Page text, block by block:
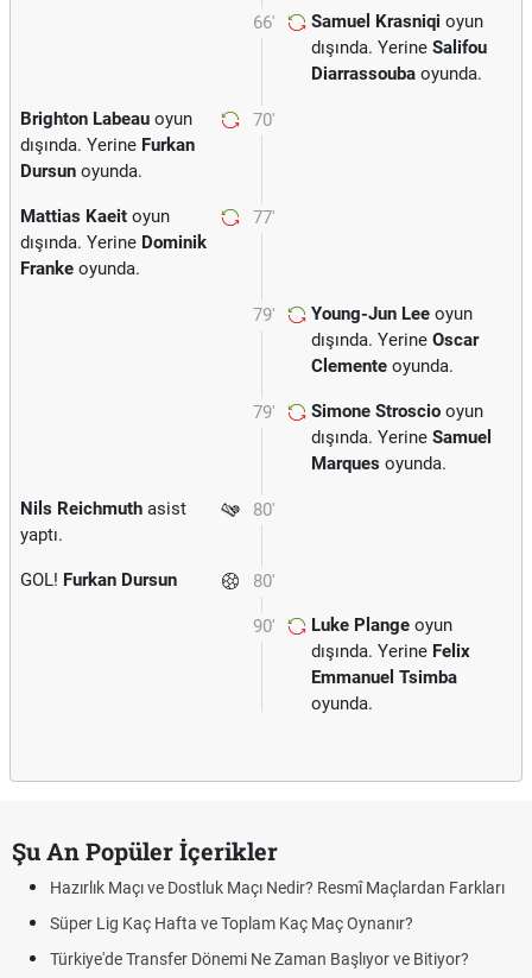
66' Samuel Krasniqi oyun
dışında. Yerine Salifou
Diarrassouba oyunda.
70'
Brighton Labeau oyun
dışında. Yerine Furkan
Dursun oyunda.
77'
Mattias Kaeit oyun
dışında. Yerine Dominik
Franke oyunda.
79' Young-Jun Lee oyun
dışında. Yerine Oscar
Clemente oyunda.
79' Simone Stroscio oyun
dışında. Yerine Samuel
Marques oyunda.
80'
Nils Reichmuth asist
yaptı.
80'
GOL! Furkan Dursun
90' Luke Plange oyun
dışında. Yerine Felix
Emmanuel Tsimba
oyunda.
Şu An Popüler İçerikler
Hazırlık Maçı ve Dostluk Maçı Nedir? Resmî Maçlardan Farkları
Süper Lig Kaç Hafta ve Toplam Kaç Maç Oynanır?
Türkiye'de Transfer Dönemi Ne Zaman Başlıyor ve Bitiyor?